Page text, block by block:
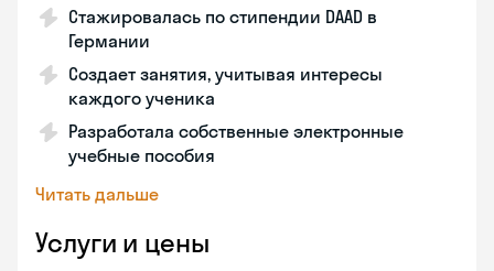
Стажировалась по стипендии DAAD в
Германии
Создает занятия, учитывая интересы
каждого ученика
Разработала собственные электронные
учебные пособия
Читать дальше
Услуги и цены